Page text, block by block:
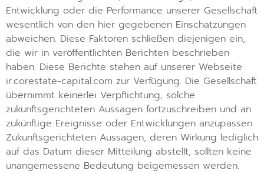
Entwicklung oder die Performance unserer Gesellschaft
wesentlich von den hier gegebenen Einschätzungen
abweichen. Diese Faktoren schließen diejenigen ein,
die wir in veröffentlichten Berichten beschrieben
haben. Diese Berichte stehen auf unserer Webseite
ir.corestate-capital.com zur Verfügung. Die Gesellschaft
übernimmt keinerlei Verpflichtung, solche
zukunftsgerichteten Aussagen fortzuschreiben und an
zukünftige Ereignisse oder Entwicklungen anzupassen.
Zukunftsgerichteten Aussagen, deren Wirkung lediglich
auf das Datum dieser Mitteilung abstellt, sollten keine
unangemessene Bedeutung beigemessen werden.